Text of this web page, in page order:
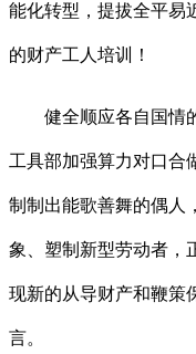
能化转型，提拔全平易
的财产工人培训！
健全顺应各自国情的
工具部加强算力对口合
制制出能歌善舞的偶人
象、塑制新型劳动者，
现新的从导财产和鞭策
言。